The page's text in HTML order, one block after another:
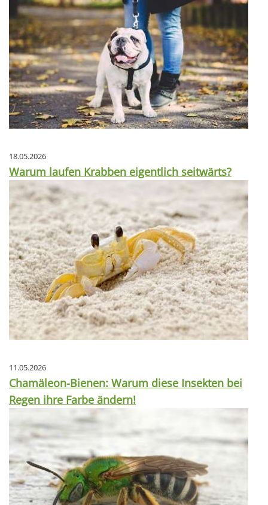
18.05.2026
Warum laufen Krabben eigentlich seitwärts?
11.05.2026
Chamäleon-Bienen: Warum diese Insekten bei
Regen ihre Farbe ändern!